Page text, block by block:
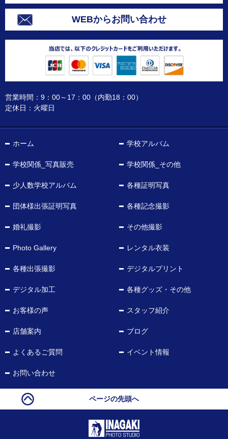
WEBからお問い合わせ
営業時間：9：00～17：00（内勤18：00）
定休日：火曜日
ホーム 学校アルバム
学校関係_写真販売 学校関係_その他
少人数学校アルバム 各種証明写真
団体様出張証明写真 各種記念撮影
婚礼撮影 その他撮影
Photo Gallery レンタル衣装
各種出張撮影 デジタルプリント
デジタル加工 各種グッズ・その他
お客様の声 スタッフ紹介
店舗案内 ブログ
よくあるご質問 イベント情報
お問い合わせ
ページの先頭へ